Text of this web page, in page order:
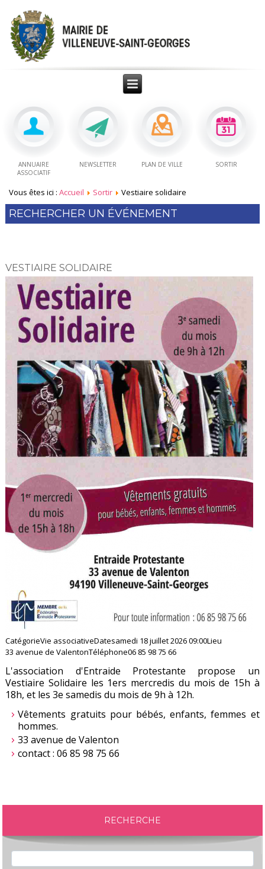
ANNUAIRE
ASSOCIATIF
NEWSLETTER PLAN DE VILLE SORTIR
Vous êtes ici :Accueil Sortir Vestiaire solidaire
RECHERCHER UN ÉVÉNEMENT
VESTIAIRE SOLIDAIRE
CatégorieVie associativeDatesamedi 18 juillet 202609:00Lieu
33 avenue de ValentonTéléphone06 85 98 75 66
L'association d'Entraide Protestante propose un
Vestiaire Solidaire les 1ers mercredis du mois de 15h à
18h, et les 3e samedis du mois de 9h à 12h.
Vêtements gratuits pour bébés, enfants, femmes et
hommes.
33 avenue de Valenton
contact : 06 85 98 75 66
RECHERCHE